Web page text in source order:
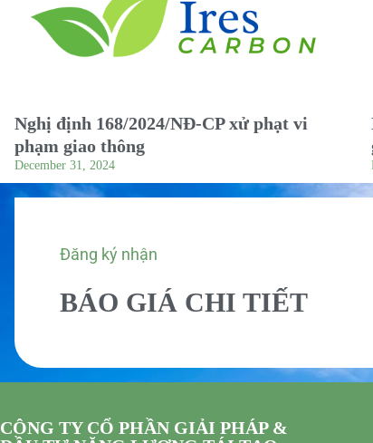
Nghị định 168/2024/NĐ-CP xử phạt vi
phạm giao thông
December 31, 2024
Đăng ký nhận
BÁO GIÁ CHI TIẾT
CÔNG TY CỔ PHẦN GIẢI PHÁP &